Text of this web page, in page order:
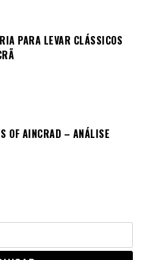
PARA LEVAR CLÁSSICOS
OF AINCRAD – ANÁLISE